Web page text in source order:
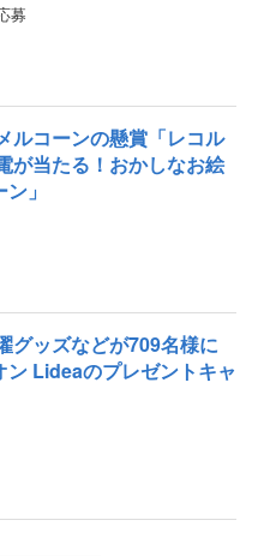
募
ルコーンの懸賞「レコル
が当たる！おかしなお絵
」
グッズなどが709名様に
ン Lideaのプレゼントキャ